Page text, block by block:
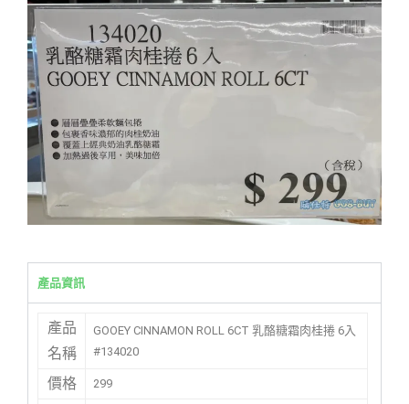
產品資訊
產品
名稱
GOOEY CINNAMON ROLL 6CT 乳酪糖霜肉桂捲 6入
#134020
價格 299